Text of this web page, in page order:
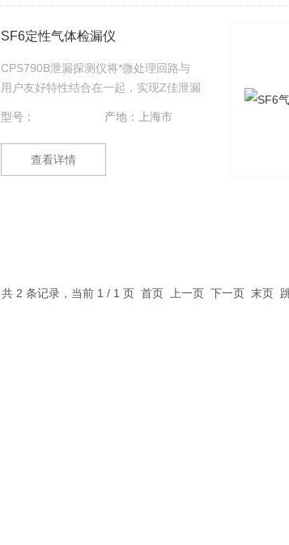
SF6定性气体检漏仪
CPS790B泄漏探测仪将*微处理回路与
用户友好特性结合在一起，实现Z佳泄漏
测所有的卤素气体，具有*的稳定性，可
靠性和*性。仪器有10个灵敏度设置，逾
100种音调和10个指示灯。CPS790B检
型号： 产地：上海市
查看详情
共 2 条记录，当前 1 / 1 页 首页 上一页 下一页 末页